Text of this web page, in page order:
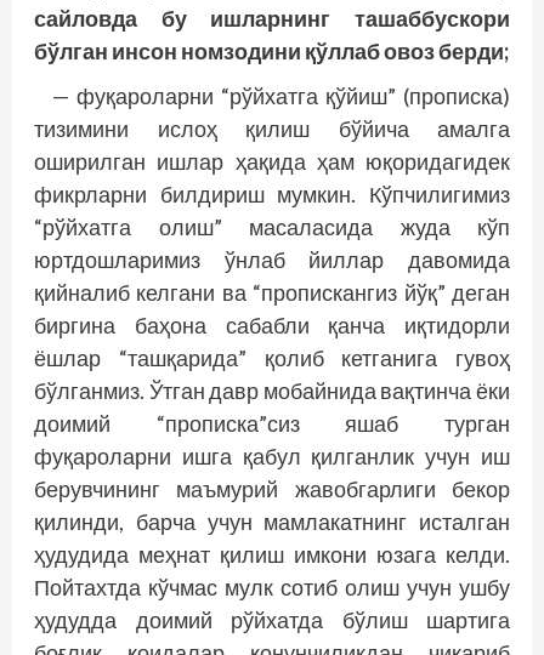
сайловда бу ишларнинг ташаб­бускори
бўлган инсон номзодини қўллаб овоз берди;
— фуқароларни “рўйхатга қўйиш” (пропис­ка)
тизимини ислоҳ қилиш бўйича амалга
оширилган ишлар ҳақида ҳам юқоридагидек
фикрларни билдириш мумкин. Кўпчилигимиз
“рўйхатга олиш” масаласида жуда кўп
юртдошларимиз ўнлаб йиллар давомида
қийналиб келгани ва “пропискангиз йўқ” деган
биргина баҳона сабабли қанча иқтидорли
ёшлар “ташқарида” қолиб кетганига гувоҳ
бўлганмиз. Ўтган давр мобайнида вақтинча ёки
доимий “прописка”сиз яшаб турган
фуқароларни ишга қабул қилганлик учун иш
берувчининг маъмурий жавобгарлиги бекор
қилинди, барча учун мамлакатнинг исталган
ҳудудида меҳнат қилиш имкони юзага келди.
Пойтахтда кўчмас мулк сотиб олиш учун ушбу
ҳудудда доимий рўйхатда бўлиш шартига